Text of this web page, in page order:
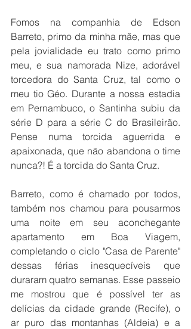
Fomos na companhia de Edson
Barreto, primo da minha mãe, mas que
pela jovialidade eu trato como primo
meu, e sua namorada Nize, adorável
torcedora do Santa Cruz, tal como o
meu tio Géo. Durante a nossa estadia
em Pernambuco, o Santinha subiu da
série D para a série C do Brasileirão.
Pense numa torcida aguerrida e
apaixonada, que não abandona o time
nunca?! É a torcida do Santa Cruz.
Barreto, como é chamado por todos,
também nos chamou para pousarmos
uma noite em seu aconchegante
apartamento em Boa Viagem,
completando o ciclo "Casa de Parente"
dessas férias inesquecíveis que
duraram quatro semanas. Esse passeio
me mostrou que é possível ter as
delícias da cidade grande (Recife), o
ar puro das montanhas (Aldeia) e a